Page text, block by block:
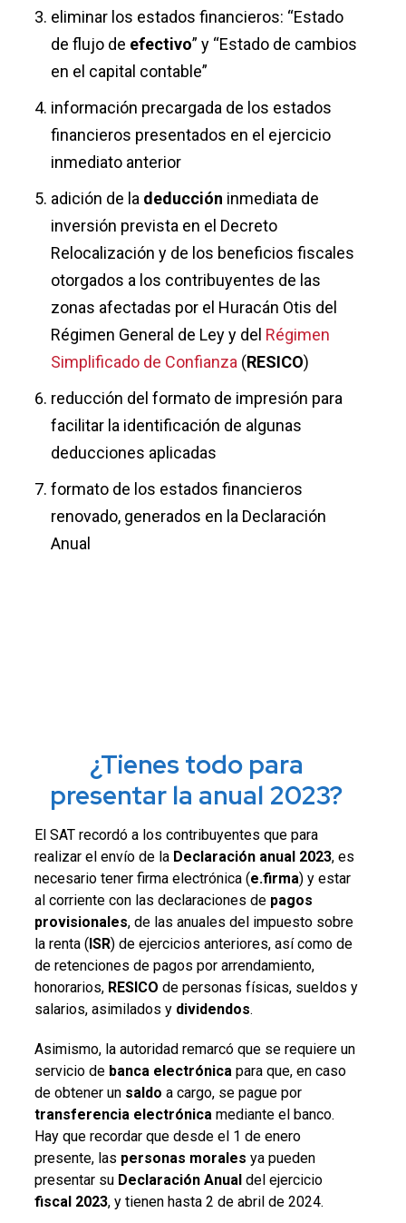
eliminar los estados financieros: “Estado
de flujo de efectivo” y “Estado de cambios
en el capital contable”
información precargada de los estados
financieros presentados en el ejercicio
inmediato anterior
adición de la deducción inmediata de
inversión prevista en el Decreto
Relocalización y de los beneficios fiscales
otorgados a los contribuyentes de las
zonas afectadas por el Huracán Otis del
Régimen General de Ley y del Régimen
Simplificado de Confianza (RESICO)
reducción del formato de impresión para
facilitar la identificación de algunas
deducciones aplicadas
formato de los estados financieros
renovado, generados en la Declaración
Anual
¿Tienes todo para
presentar la anual 2023?
El SAT recordó a los contribuyentes que para
realizar el envío de la Declaración anual 2023, es
necesario tener firma electrónica (e.firma) y estar
al corriente con las declaraciones de pagos
provisionales, de las anuales del impuesto sobre
la renta (ISR) de ejercicios anteriores, así como de
de retenciones de pagos por arrendamiento,
honorarios, RESICO de personas físicas, sueldos y
salarios, asimilados y dividendos.
Asimismo, la autoridad remarcó que se requiere un
servicio de banca electrónica para que, en caso
de obtener un saldo a cargo, se pague por
transferencia electrónica mediante el banco.
Hay que recordar que desde el 1 de enero
presente, las personas morales ya pueden
presentar su Declaración Anualdel ejercicio
fiscal 2023, y tienen hasta 2 de abril de 2024.